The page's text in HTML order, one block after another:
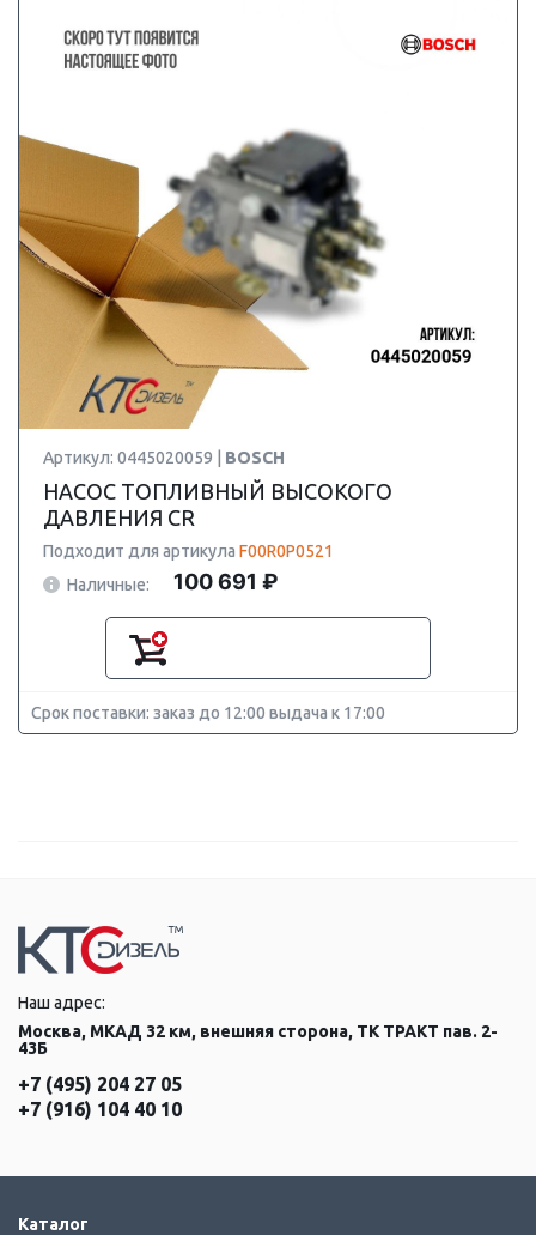
Артикул: 0445020059 | BOSCH
НАСОС ТОПЛИВНЫЙ ВЫСОКОГО
ДАВЛЕНИЯ CR
Подходит для артикула F00R0P0521
Наличные:
100 691 ₽
Срок поставки: заказ до 12:00 выдача к 17:00
Наш адрес:
Москва, МКАД 32 км, внешняя сторона, ТК ТРАКТ пав. 2-
43Б
+7 (495) 204 27 05
+7 (916) 104 40 10
Каталог